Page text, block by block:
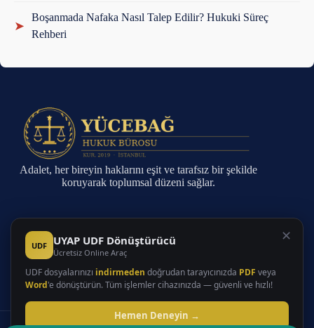
➤
Boşanmada Nafaka Nasıl Talep Edilir? Hukuki Süreç
Rehberi
Adalet, her bireyin haklarını eşit ve tarafsız bir şekilde
koruyarak toplumsal düzeni sağlar.
Faaliyet Alanları
Hakkında
İletişim
Makaleler
Copyright © 2026 - Tüm Hakları Saklıdır
✕
UDF UYAP UDF Dönüştürücü
Ücretsiz Online Araç
UDF dosyalarınızı indirmeden doğrudan tarayıcınızda PDF veya
Word'e dönüştürün. Tüm işlemler cihazınızda — güvenli ve hızlı!
Hemen Deneyin →